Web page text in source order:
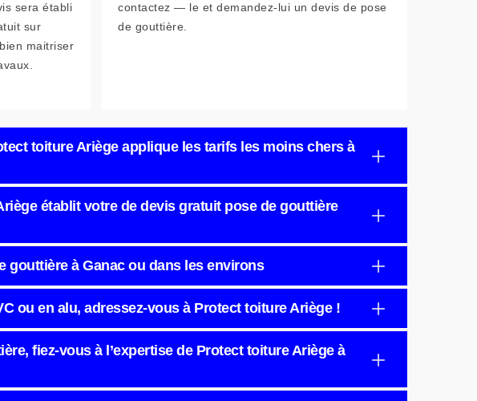
sera établi
sur
maitriser
contactez — le et demandez-lui un devis de pose
de gouttière.
toiture Ariège applique les tarifs les moins chers à
établit votre de devis gratuit pose de gouttière
gouttière à Ganac ou dans les environs
ou en alu, adressez-vous à Protect toiture Ariège !
fiez-vous à l’expertise de Protect toiture Ariège à